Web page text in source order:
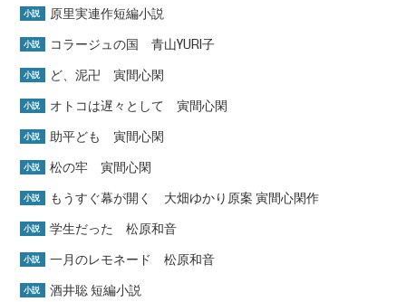
小説 原里実連作短編小説
小説 コラージュの国 青山YURI子
小説 ど、泥卍 寅間心閑
小説 オトコは遅々として 寅間心閑
小説 助平ども 寅間心閑
小説 松の牢 寅間心閑
小説 もうすぐ幕が開く 大畑ゆかり原案 寅間心閑作
小説 学生だった 松原和音
小説 一月のレモネード 松原和音
小説 酒井聡 短編小説